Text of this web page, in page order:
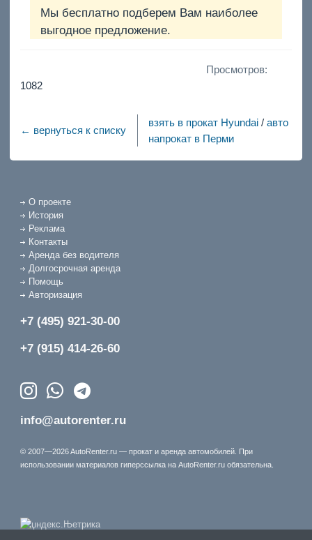
Мы бесплатно подберем Вам наиболее
выгодное предложение.
Просмотров:
1082
← вернуться к списку
взять в прокат Hyundai /авто
напрокат в Перми
О проекте
История
Реклама
Контакты
Аренда без водителя
Долгосрочная аренда
Помощь
Авторизация
+7 (495) 921-30-00
+7 (915) 414-26-60
info@autorenter.ru
© 2007—2026 AutoRenter.ru — прокат и аренда автомобилей. При
использовании материалов гиперссылка на AutoRenter.ru обязательна.